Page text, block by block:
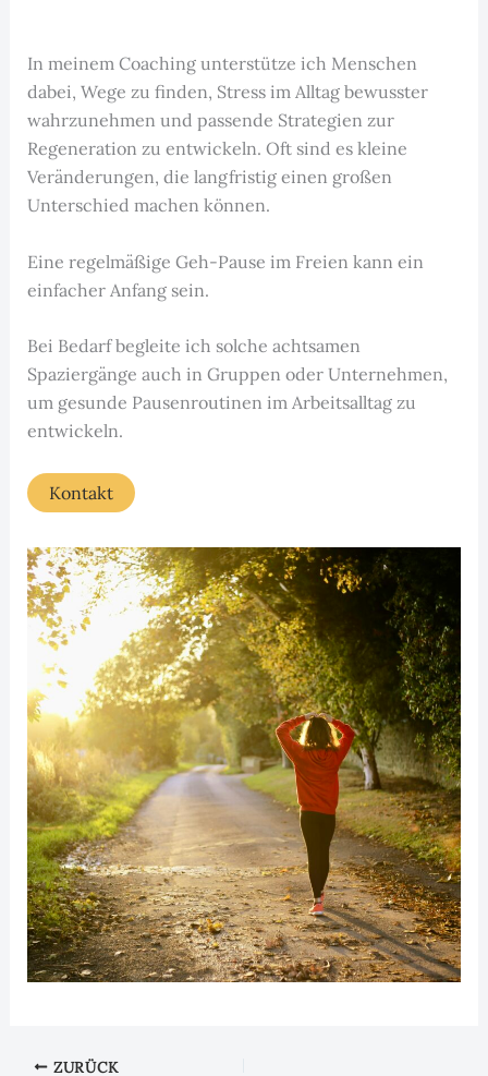
In meinem Coaching unterstütze ich Menschen
dabei, Wege zu finden, Stress im Alltag bewusster
wahrzunehmen und passende Strategien zur
Regeneration zu entwickeln. Oft sind es kleine
Veränderungen, die langfristig einen großen
Unterschied machen können.
Eine regelmäßige Geh-Pause im Freien kann ein
einfacher Anfang sein.
Bei Bedarf begleite ich solche achtsamen
Spaziergänge auch in Gruppen oder Unternehmen,
um gesunde Pausenroutinen im Arbeitsalltag zu
entwickeln.
Kontakt
ZURÜCK